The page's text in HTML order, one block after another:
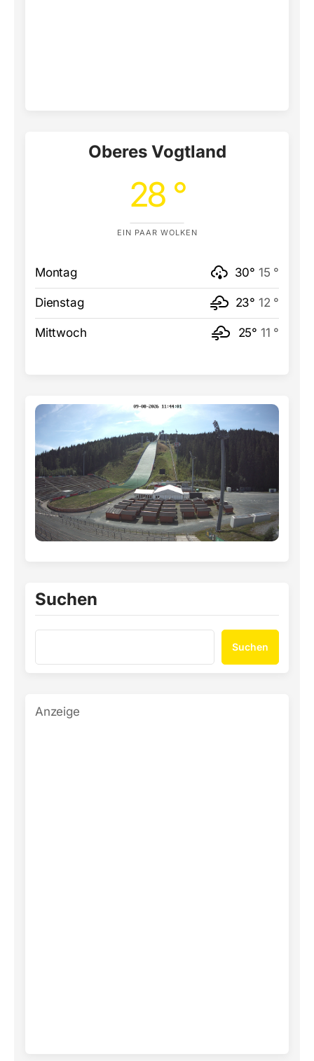
Oberes Vogtland
28 °
EIN PAAR WOLKEN
Montag 30° 15 °
Dienstag 23° 12 °
Mittwoch 25° 11 °
Suchen
Suchen
Anzeige